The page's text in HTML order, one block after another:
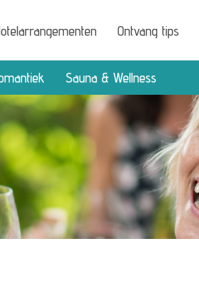
Ontvang tips
Sauna & Wellness